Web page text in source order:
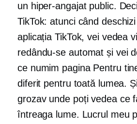
un hiper-angajatpublic.
TikTok: atunci când
aplicația TikTok, vei vedea
redându-se automat și vei
ce numim pagina Pentru
diferit pentru toată lumea.
grozav unde poți vedea ce
întreaga lume. Lucrul meu